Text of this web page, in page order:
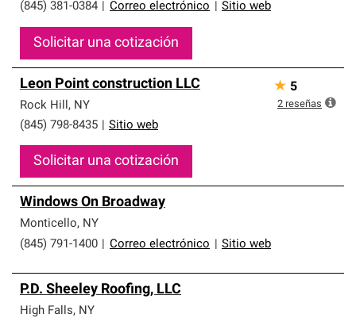
(845) 381-0384 Correo electrónico Sitio web
Solicitar una cotización
Leon Point construction LLC
Rock Hill, NY
(845) 798-8435
Sitio web
Solicitar una cotización
★ 5
2 reseñas
Windows On Broadway
Monticello, NY
(845) 791-1400
Correo electrónico Sitio web
P.D. Sheeley Roofing, LLC
High Falls, NY